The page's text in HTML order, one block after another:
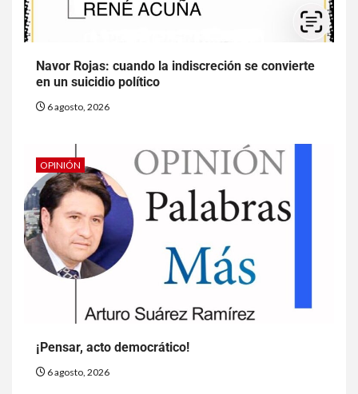
Navor Rojas: cuando la indiscreción se convierte
en un suicidio político
6 agosto, 2026
OPINIÓN
¡Pensar, acto democrático!
6 agosto, 2026